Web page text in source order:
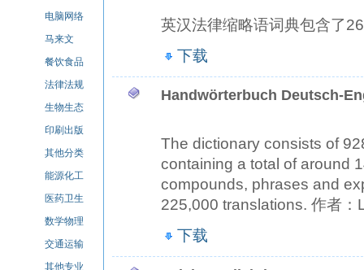
电脑网络
马来文
餐饮食品
法律法规
生物生态
印刷出版
其他分类
能源化工
医药卫生
数学物理
交通运输
其他专业
英汉法律缩略语词典包含了
下载
Handwörterbuch Deutsch-
The dictionary consists of
containing a total of around
compounds, phrases and
225,000 translations. 作者
下载